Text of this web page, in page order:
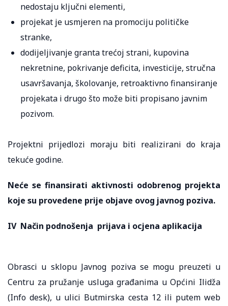
nedostaju ključni elementi,
projekat je usmjeren na promociju političke
stranke,
dodijeljivanje granta trećoj strani, kupovina
nekretnine, pokrivanje deficita, investicije, stručna
usavršavanja, školovanje, retroaktivno finansiranje
projekata i drugo što može biti propisano javnim
pozivom.
Projektni prijedlozi moraju biti realizirani do kraja
tekuće godine.
Neće se finansirati aktivnosti odobrenog projekta
koje su provedene prije objave ovog javnog poziva.
IV Način podnošenja prijava i ocjena aplikacija
Obrasci u sklopu Javnog poziva se mogu preuzeti u
Centru za pružanje usluga građanima u Općini Ilidža
(Info desk), u ulici Butmirska cesta 12 ili putem web